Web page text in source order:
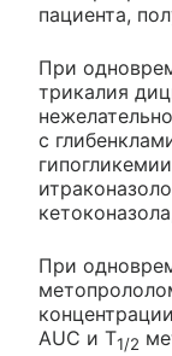
пациента,
При
трикалия
с
При
AUC и T1/2